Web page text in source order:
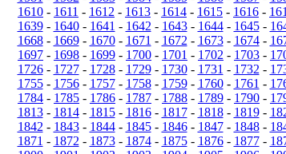
1610 - 1611 - 1612 - 1613 - 1614 - 1615 - 1616 -
1639- 1640- 1641 - 1642 - 1643- 1644- 1645-
1668- 1669- 1670- 1671 - 1672 - 1673- 1674-
1697 - 1698 - 1699 - 1700 - 1701 - 1702 - 1703 -
1726- 1727- 1728- 1729- 1730- 1731 - 1732 -
1755- 1756- 1757- 1758- 1759- 1760- 1761 -
1784 - 1785 - 1786 - 1787 - 1788 - 1789 - 1790 -
1813- 1814- 1815- 1816- 1817- 1818- 1819-
1842 - 1843- 1844- 1845- 1846- 1847- 1848-
1871 - 1872 - 1873- 1874- 1875- 1876- 1877-